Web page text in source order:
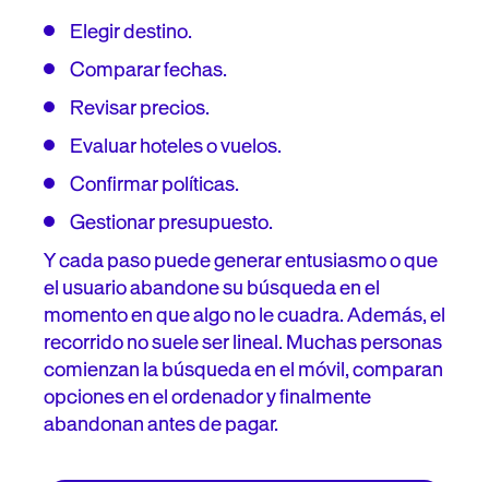
(MTV) para marcas de viajes
Conclusión y próximos pasos
Elegir destino.
Comparar fechas.
Revisar precios.
Evaluar hoteles o vuelos.
Confirmar políticas.
Gestionar presupuesto.
Y cada paso puede generar entusiasmo o que
el usuario abandone su búsqueda en el
momento en que algo no le cuadra. Además, el
recorrido no suele ser lineal. Muchas personas
comienzan la búsqueda en el móvil, comparan
opciones en el ordenador y finalmente
abandonan antes de pagar.